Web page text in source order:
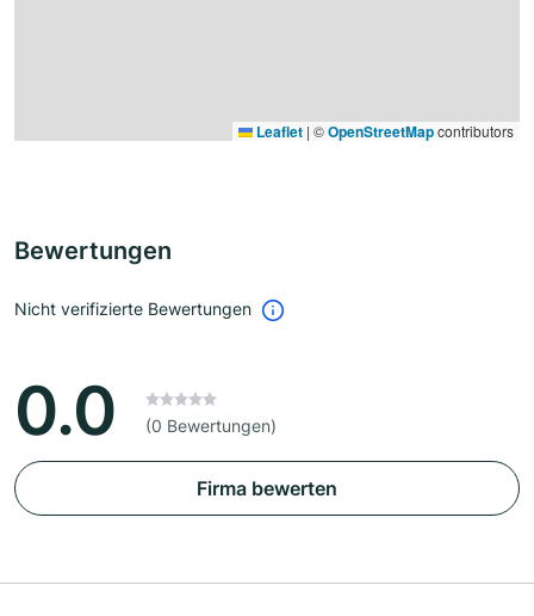
Leaflet | ©OpenStreetMapcontributors
Bewertungen
Nicht verifizierte Bewertungen
0.0 (0 Bewertungen)
Firma bewerten